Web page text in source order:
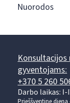
Nuorodos
Konsultacijos
gyventojams:
+370 5 260
Darbo laikas: I-